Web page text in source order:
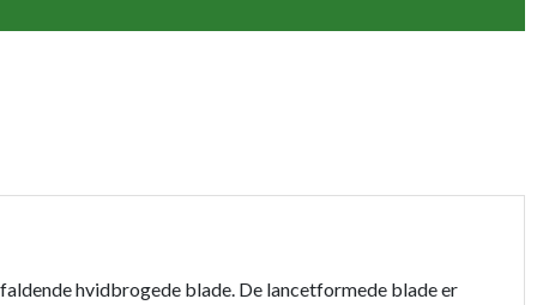
hvidbrogede blade. De lancetformede blade er